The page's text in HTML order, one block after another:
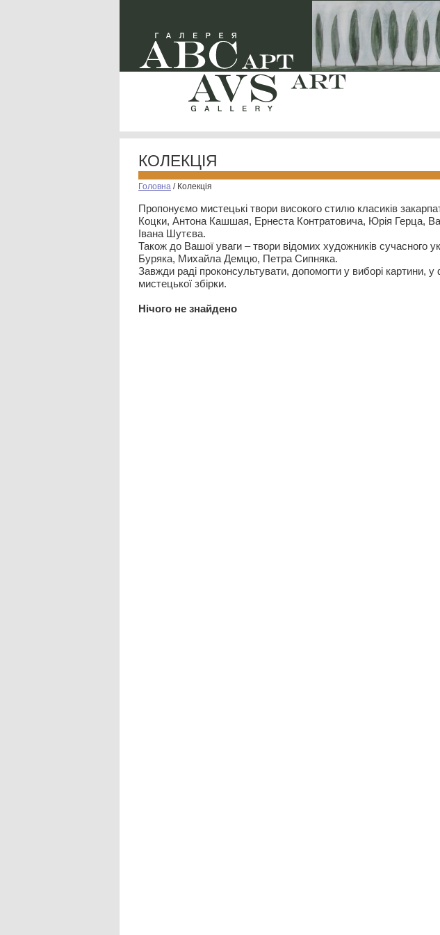
КОЛЕКЦІЯ
Головна / Колекція
Пропонуємо мистецькі твори високого стилю класиків
Коцки, Антона Кашшая, Ернеста Контратовича, Юрія Герца,
Івана Шутєва.
Також до Вашої уваги – твори відомих художників сучасного
Буряка, Михайла Демцю, Петра Сипняка.
Завжди раді проконсультувати, допомогти у виборі картини, у
мистецької збірки.
Нiчого не знайдено